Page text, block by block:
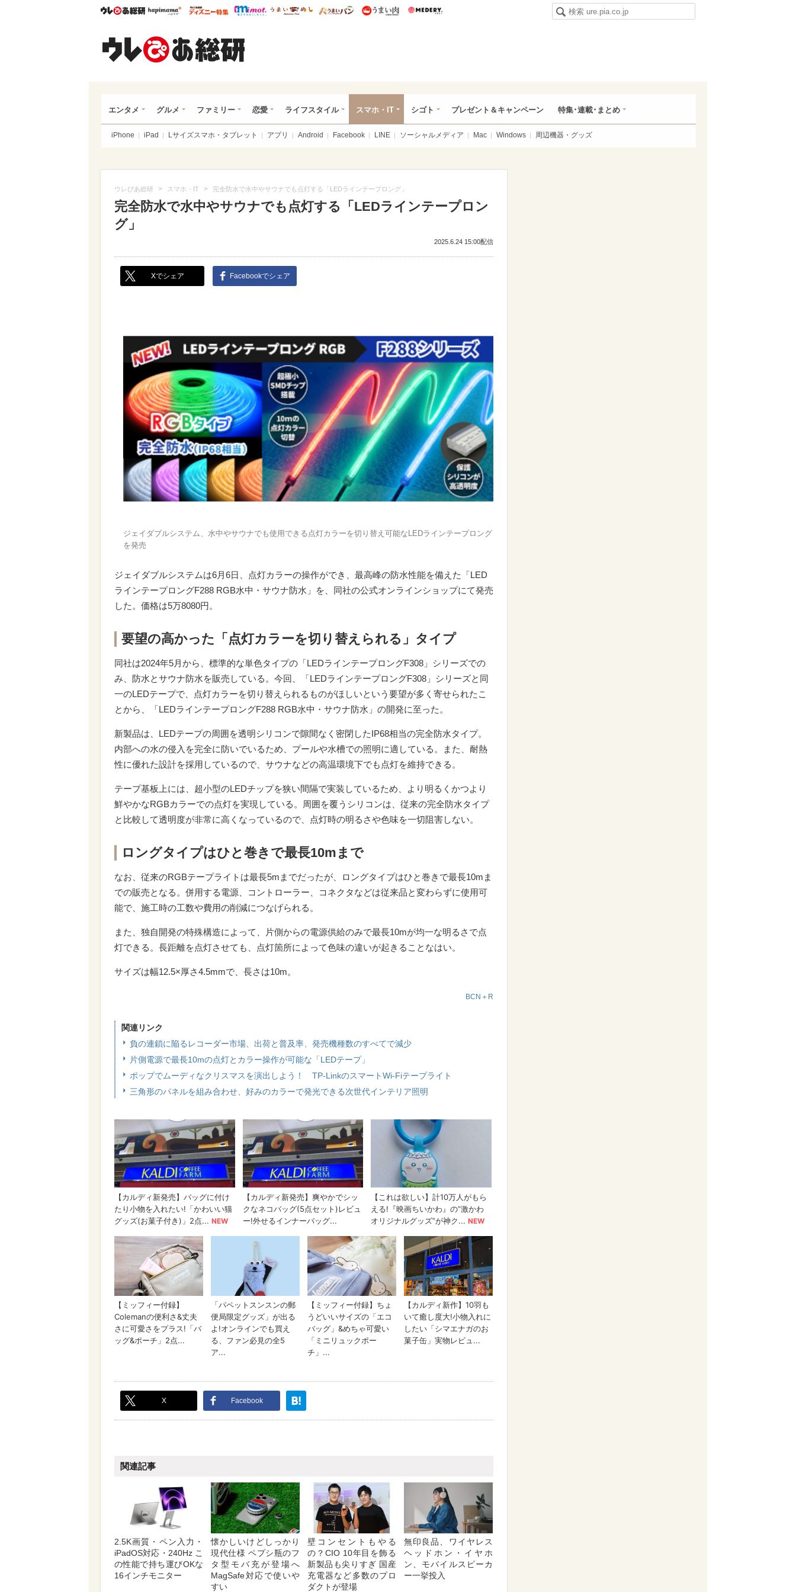
ウレぴあ総研ハピママ* ウレぴあ総研 ディズニー特集
mimot. うまいめし うまいパン うまい肉
エンタメ グルメ ファミリー 恋愛 ライフスタイル スマホ・IT シゴト プレゼント＆キャンペーン 特集･連載･まとめ
iPhone iPad Lサイズスマホ・タブレット アプリ Android Facebook LINE ソーシャルメディア Mac Windows 周辺機器・グッズ
ウレぴあ総研 > スマホ・IT > 完全防水で水中やサウナでも点灯する「LEDラインテープロング」
完全防水で水中やサウナでも点灯する「LEDラインテープロン
グ」
2025.6.24 15:00配信
Xでシェア Facebookでシェア
ジェイダブルシステム、水中やサウナでも使用できる点灯カラーを切り替え可能なLEDラインテープロング
を発売
ジェイダブルシステムは6月6日、点灯カラーの操作ができ、最高峰の防水性能を備えた「LED
ラインテープロングF288 RGB水中・サウナ防水」を、同社の公式オンラインショップにて発売
した。価格は5万8080円。
要望の高かった「点灯カラーを切り替えられる」タイプ
同社は2024年5月から、標準的な単色タイプの「LEDラインテープロングF308」シリーズでの
み、防水とサウナ防水を販売している。今回、「LEDラインテープロングF308」シリーズと同
一のLEDテープで、点灯カラーを切り替えられるものがほしいという要望が多く寄せられたこ
とから、「LEDラインテープロングF288 RGB水中・サウナ防水」の開発に至った。
新製品は、LEDテープの周囲を透明シリコンで隙間なく密閉したIP68相当の完全防水タイプ。
内部への水の侵入を完全に防いでいるため、プールや水槽での照明に適している。また、耐熱
性に優れた設計を採用しているので、サウナなどの高温環境下でも点灯を維持できる。
テープ基板上には、超小型のLEDチップを狭い間隔で実装しているため、より明るくかつより
鮮やかなRGBカラーでの点灯を実現している。周囲を覆うシリコンは、従来の完全防水タイプ
と比較して透明度が非常に高くなっているので、点灯時の明るさや色味を一切阻害しない。
ロングタイプはひと巻きで最長10mまで
なお、従来のRGBテープライトは最長5mまでだったが、ロングタイプはひと巻きで最長10mま
での販売となる。併用する電源、コントローラー、コネクタなどは従来品と変わらずに使用可
能で、施工時の工数や費用の削減につなげられる。
また、独自開発の特殊構造によって、片側からの電源供給のみで最長10mが均一な明るさで点
灯できる。長距離を点灯させても、点灯箇所によって色味の違いが起きることなはい。
サイズは幅12.5×厚さ4.5mmで、長さは10m。
BCN＋R
関連リンク
負の連鎖に陥るレコーダー市場、出荷と普及率、発売機種数のすべてで減少
片側電源で最長10mの点灯とカラー操作が可能な「LEDテープ」
ポップでムーディなクリスマスを演出しよう！ TP-LinkのスマートWi-Fiテープライト
三角形のパネルを組み合わせ、好みのカラーで発光できる次世代インテリア照明
X Facebook
関連記事
2.5K画質・ペン入力・
iPadOS対応・240Hz こ
の性能で持ち運びOKな
16インチモニター
懐かしいけどしっかり
現代仕様 ペプシ瓶のフ
タ型モバ充が登場へ
MagSafe対応で使いや
すい
壁コンセントもやる
の？CIO 10年目を飾る
新製品も尖りすぎ 国産
充電器など多数のプロ
ダクトが登場
無印良品、ワイヤレス
ヘッドホン・イヤホ
ン、モバイルスピーカ
ー一挙投入